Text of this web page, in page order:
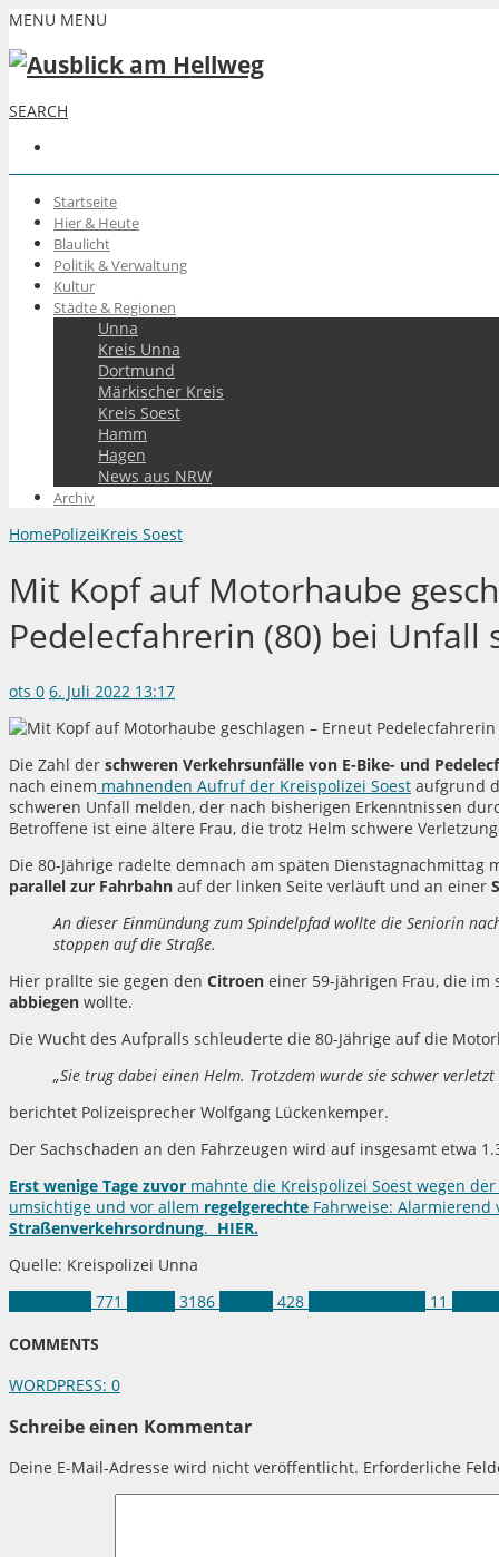
MENU MENU
SEARCH
Startseite
Hier & Heute
Blaulicht
Politik & Verwaltung
Kultur
Städte & Regionen
Unna
Kreis Unna
Dortmund
Märkischer Kreis
Kreis Soest
Hamm
Hagen
News aus NRW
Archiv
HomePolizeiKreis Soest
Mit Kopf auf Motorhaube
Pedelecfahrerin (80) bei Unfall
ots 0 6. Juli 2022 13:17
Die Zahl der schweren Verkehrsunfälle von E-Bike- und
nach einem mahnenden Aufruf der Kreispolizei Soest aufgrund
schweren Unfall melden, der nach bisherigen Erkenntnissen
Betroffene ist eine ältere Frau, die trotz Helm schwere
Die 80-Jährige radelte demnach am späten Dienstagnachmittag
parallel zur Fahrbahn auf der linken Seite verläuft und an einer
An dieser Einmündung zum Spindelpfad wollte die Seniorin
stoppen auf die Straße.
Hier prallte sie gegen den Citroen einer 59-jährigen Frau, die
abbiegen wollte.
Die Wucht des Aufpralls schleuderte die 80-Jährige auf die
„Sie trug dabei einen Helm. Trotzdem wurde sie schwer
berichtet Polizeisprecher Wolfgang Lückenkemper.
Der Sachschaden an den Fahrzeugen wird auf insgesamt etwa
Erst wenige Tage zuvor mahnte die Kreispolizei Soest wegen
umsichtige und vor allem regelgerechte Fahrweise: Alarmierend
Straßenverkehrsordnung. HIER.
Quelle: Kreispolizei Unna
771 3186 428 11
COMMENTS
WORDPRESS: 0
Schreibe einen Kommentar
Deine E-Mail-Adresse wird nicht veröffentlicht. Erforderliche